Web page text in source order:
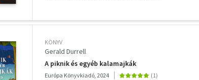
KÖNYV
Gerald Durrell
A piknik és egyéb kalamajkák
Európa Könyvkiadó, 2024